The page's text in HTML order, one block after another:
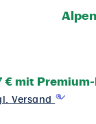
€ mit
Versand